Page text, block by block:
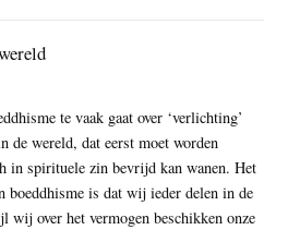
te vaak gaat over ‘verlichting’
de wereld, dat eerst moet worden
in spirituele zin bevrijd kan wanen. Het
boeddhisme is dat wij ieder delen in de
wij over het vermogen beschikken onze